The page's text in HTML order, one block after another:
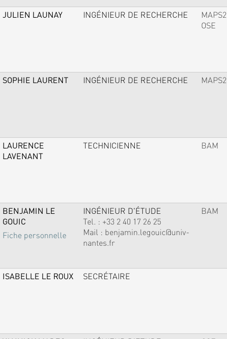
JULIEN LAUNAY INGÉNIEUR DE RECHERCHE
MAPS2
OSE
SOPHIE LAURENT INGÉNIEUR DE RECHERCHE MAPS2
LAURENCE
LAVENANT
TECHNICIENNE BAM
BENJAMIN LE
GOUIC
Fiche personnelle
INGÉNIEUR D'ÉTUDE
Tel. : +33 2 40 17 26 25
Mail : benjamin.legouic@univ-
nantes.fr
BAM
ISABELLE LE ROUX SECRÉTAIRE